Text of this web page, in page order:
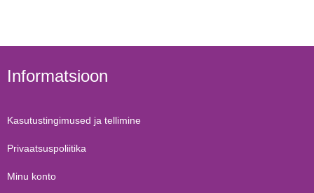
Informatsioon
Kasutustingimused ja tellimine
Privaatsuspoliitika
Minu konto